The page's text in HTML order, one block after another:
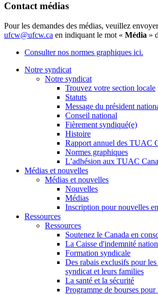
Contact médias
Pour les demandes des médias, veuillez
ufcw@ufcw.ca en indiquant le mot « Média »
Consulter nos normes graphiques ici.
Notre syndicat
Notre syndicat
Trouvez votre section locale
Statuts
Message du président
Conseil national
Fièrement syndiqué(e)
Histoire
Rapport annuel des TUAC
Normes graphiques
L’adhésion aux TUAC
Médias et nouvelles
Médias et nouvelles
Nouvelles
Médias
Inscription pour nouvelles
Ressources
Ressources
Soutenez le Canada en
La Caisse d'indemnité
Formation syndicale
Des rabais exclusifs pour
syndicat et leurs families
La santé et la sécurité
Programme de bourses